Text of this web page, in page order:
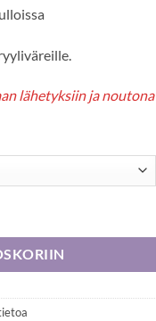
lähetyksiin ja noutona